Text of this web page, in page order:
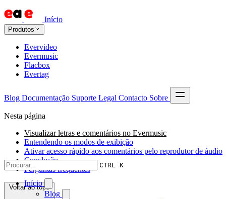
Início
Produtos
Evervideo
Evermusic
Flacbox
Evertag
Blog Documentação Suporte Legal Contacto Sobre
CTRL K
Início
Blog
Nesta página
Visualizar letras e comentários no Evermusic
Entendendo os modos de exibição
Ativar acesso rápido aos comentários pelo reprodutor de áudio
Conclusão
Perguntas frequentes
Voltar ao topo